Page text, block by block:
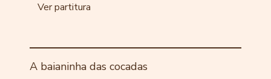
Ver partitura
A baianinha das cocadas